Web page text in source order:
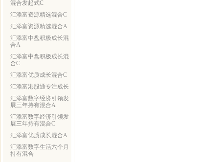
混合发起式C
汇添富资源精选混合C
汇添富资源精选混合A
汇添富中盘积极成长混
合A
汇添富中盘积极成长混
合C
汇添富优质成长混合C
汇添富港股通专注成长
汇添富数字经济引领发
展三年持有混合A
汇添富数字经济引领发
展三年持有混合C
汇添富优质成长混合A
汇添富数字生活六个月
持有混合